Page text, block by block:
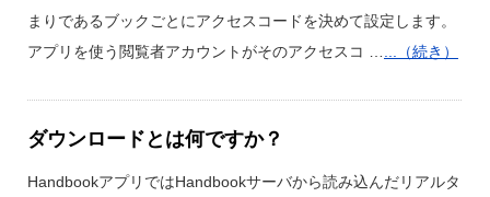
まりであるブックごとにアクセスコードを決めて設定します。
アプリを使う閲覧者アカウントがそのアクセスコ …
...（続き）
ダウンロードとは何ですか？
HandbookアプリではHandbookサーバから読み込んだリアルタ